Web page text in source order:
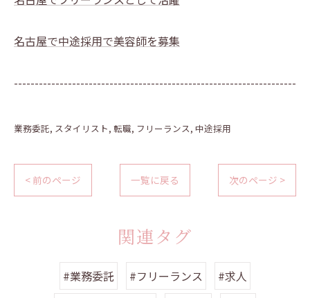
名古屋で中途採用で美容師を募集
--------------------------------------------------------------------
業務委託 スタイリスト 転職 フリーランス 中途採用
< 前のページ 一覧に戻る 次のページ >
関連タグ
#業務委託 #フリーランス
#求人